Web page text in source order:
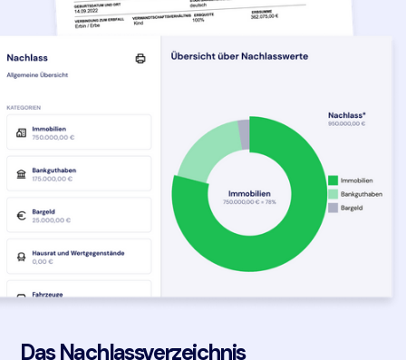
Das Nachlassverzeichnis